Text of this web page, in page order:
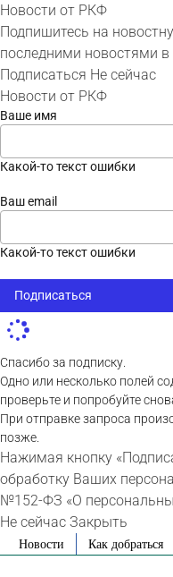
Новости от РКФ
Подпишитесь на
последними новостями в
Подписаться Не сейчас
Новости от РКФ
Ваше имя
Какой-то текст ошибки
Ваш email
Какой-то текст ошибки
Подписаться
Спасибо за подписку.
Одно или несколько полей
проверьте и попробуйте
При отправке запроса
позже.
Нажимая кнопку
обработку Ваших
№152-ФЗ «О
Не сейчас Закрыть
SkipНовости Как добраться